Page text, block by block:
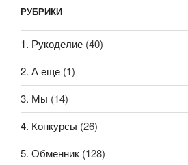
РУБРИКИ
1. Рукоделие (40)
2. А еще (1)
3. Мы (14)
4. Конкурсы (26)
5. Обменник (128)